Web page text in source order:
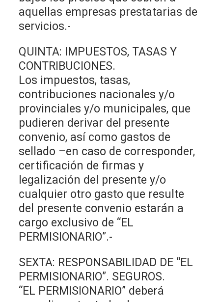
aquellas empresas prestatarias de
servicios.-
QUINTA: IMPUESTOS, TASAS Y
CONTRIBUCIONES.
Los impuestos, tasas,
contribuciones nacionales y/o
provinciales y/o municipales, que
pudieren derivar del presente
convenio, así como gastos de
sellado –en caso de corresponder,
certificación de firmas y
legalización del presente y/o
cualquier otro gasto que resulte
del presente convenio estarán a
cargo exclusivo de “EL
PERMISIONARIO”.-
SEXTA: RESPONSABILIDAD DE “EL
PERMISIONARIO”. SEGUROS.
“EL PERMISIONARIO” deberá